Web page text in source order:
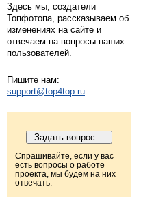
Здесь мы, создатели
Топфотопа, рассказываем об
изменениях на сайте и
отвечаем на вопросы наших
пользователей.
Пишите нам:
support@top4top.ru
Спрашивайте, если у вас
есть вопросы о работе
проекта, мы будем на них
отвечать.